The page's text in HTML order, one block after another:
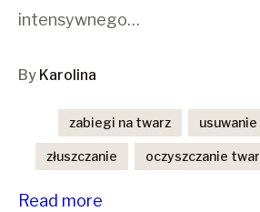
intensywnego…
By Karolina
zabiegi na twarz
złuszczanie oczyszczanie
Read more